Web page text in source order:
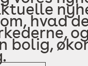
hvad
bolig,